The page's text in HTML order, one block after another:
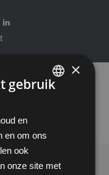
BROEK
×
gebruik
en
en om ons
ook
onze site met